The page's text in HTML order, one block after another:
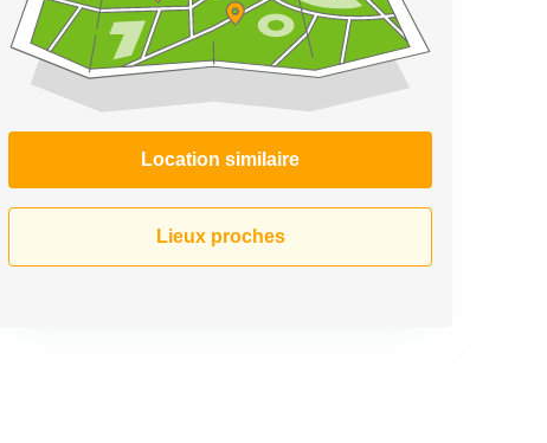
Location similaire
Lieux proches